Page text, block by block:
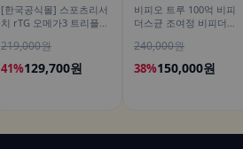
[한국공식몰] 스포츠리서
치 rTG 오메가3 트리플
태 180정, 2개
219,000원
41%129,700원
비피오 트루 100억 비피
더스균 조여정 비피더스
240,000원
38%150,000원